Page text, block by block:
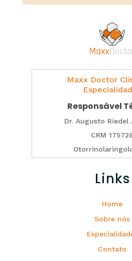
Maxx Doctor
Responsável
Dr. Augusto Riedel
CRM
Links
Home
Sobre nós
Contato